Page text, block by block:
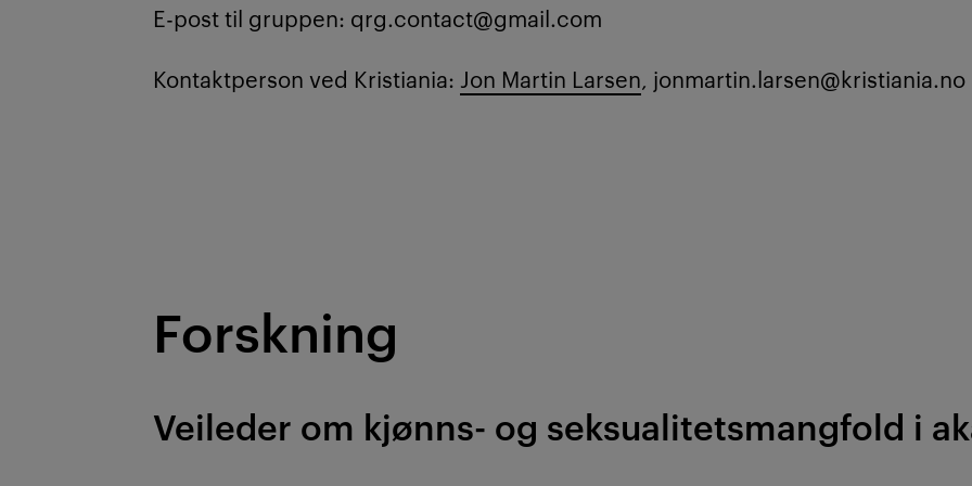
E-post til gruppen: qrg.contact@gmail.com
Kontaktperson ved Kristiania: Jon Martin Larsen, jonmartin.larsen@kristiania.no
Forskning
Veileder om kjønns- og seksualitetsmangfold i